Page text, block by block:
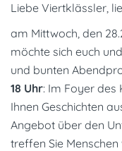
Liebe Viertklässler,
am Mittwoch, den
möchte sich euch
und bunten
18 Uhr: Im Foyer des
Ihnen Geschichten
Angebot über den
treffen Sie